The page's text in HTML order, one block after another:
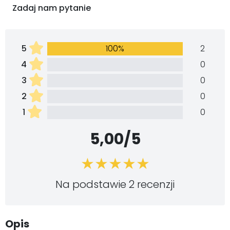
Zadaj nam pytanie
5 100%
2
4
0
3
0
2
0
1
0
5,00/5
Na podstawie 2 recenzji
Opis